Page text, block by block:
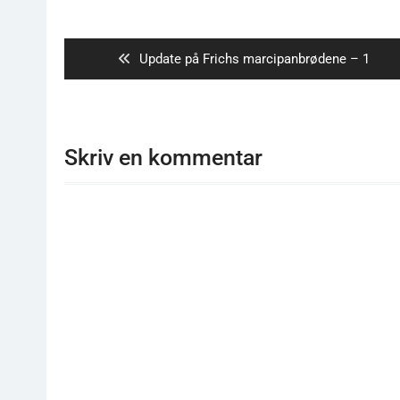
Previous
post:
Update på Frichs marcipanbrødene – 1
Skriv en kommentar